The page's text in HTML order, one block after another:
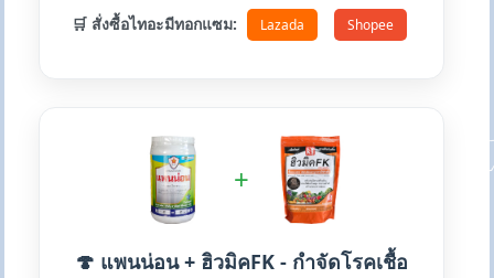
🛒 สั่งซื้อไทอะมีทอกแซม: Lazada Shopee
+
🍄 แพนน่อน + ฮิวมิคFK - กำจัดโรคเชื้อ